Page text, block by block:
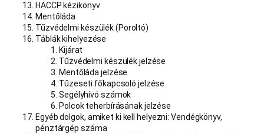
HACCP kézikönyv
Mentőláda
Tűzvédelmi készülék (Poroltó)
Táblák kihelyezése
Kijárat
Tűzvédelmi készülék jelzése
Mentőláda jelzése
Tűzeseti főkapcsoló jelzése
Segélyhívó számok
Polcok teherbírásának jelzése
Egyéb dolgok, amiket ki kell helyezni: Vendégkönyv,
pénztárgép száma